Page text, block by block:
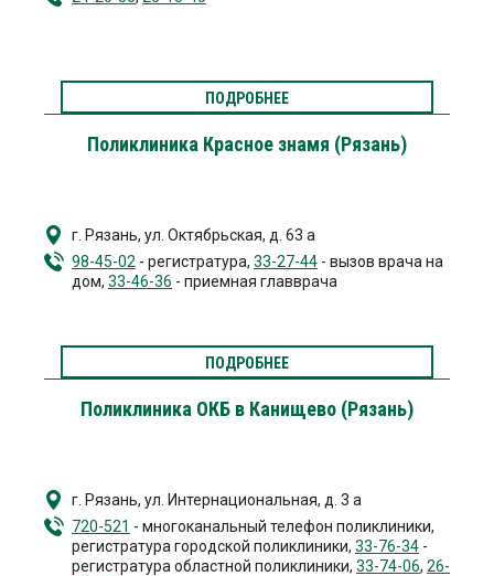
ПОДРОБНЕЕ
Поликлиника Красное знамя (Рязань)
г. Рязань, ул. Октябрьская, д. 63 а
98-45-02 - регистратура, 33-27-44 - вызов врача на
дом, 33-46-36 - приемная главврача
ПОДРОБНЕЕ
Поликлиника ОКБ в Канищево (Рязань)
г. Рязань, ул. Интернациональная, д. 3 а
720-521 - многоканальный телефон поликлиники,
регистратура городской поликлиники, 33-76-34 -
регистратура областной поликлиники, 33-74-06, 26-